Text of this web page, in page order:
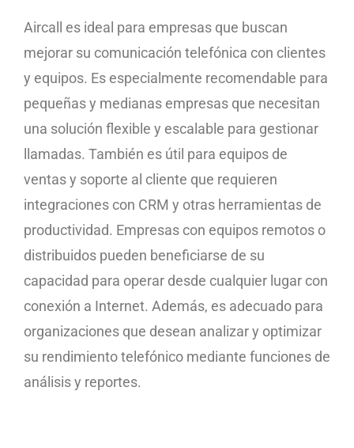
Aircall es ideal para empresas que buscan
mejorar su comunicación telefónica con clientes
y equipos. Es especialmente recomendable para
pequeñas y medianas empresas que necesitan
una solución flexible y escalable para gestionar
llamadas. También es útil para equipos de
ventas y soporte al cliente que requieren
integraciones con CRM y otras herramientas de
productividad. Empresas con equipos remotos o
distribuidos pueden beneficiarse de su
capacidad para operar desde cualquier lugar con
conexión a Internet. Además, es adecuado para
organizaciones que desean analizar y optimizar
su rendimiento telefónico mediante funciones de
análisis y reportes.